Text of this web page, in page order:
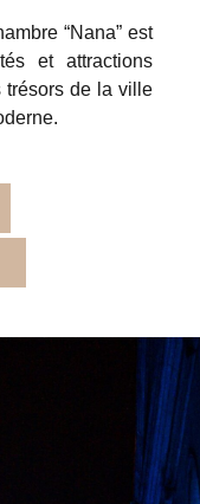
“Nana” est
et attractions
trésors de la ville